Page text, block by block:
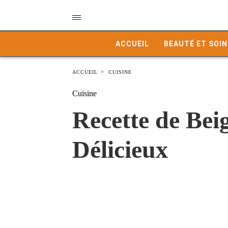
ACCUEIL BEAUTÉ ET SOIN
ACCUEIL CUISINE
Cuisine
Recette de
Délicieux